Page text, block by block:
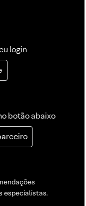
login
botão abaixo
especialistas.